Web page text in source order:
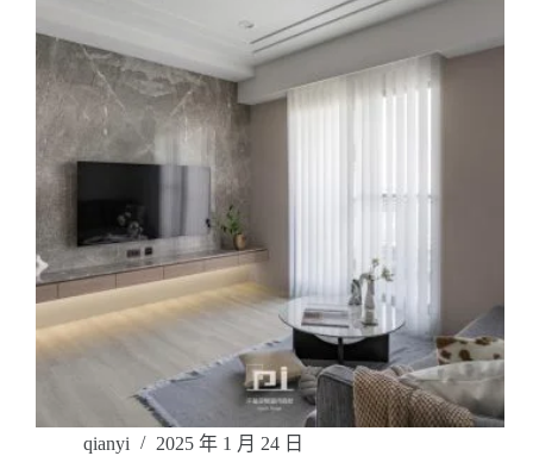
qianyi 2025 年 1 月 24 日